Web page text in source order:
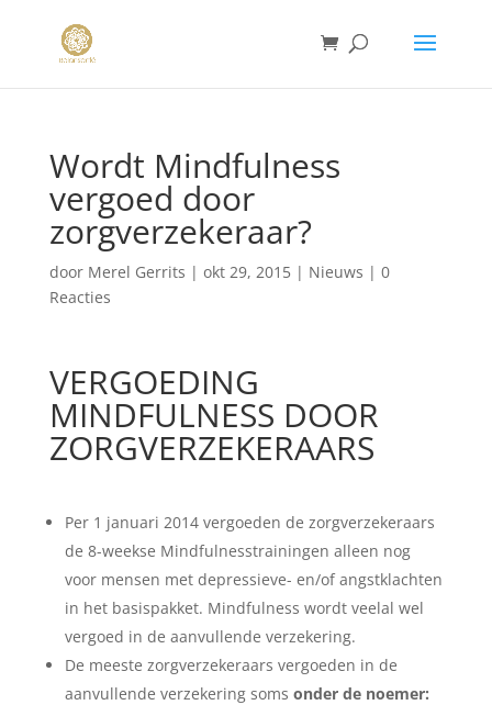
Wordt Mindfulness
vergoed door
zorgverzekeraar?
door Merel Gerrits | okt 29, 2015| Nieuws | 0
Reacties
VERGOEDING
MINDFULNESS DOOR
ZORGVERZEKERAARS
Per 1 januari 2014 vergoeden de zorgverzekeraars
de 8-weekse Mindfulnesstrainingen alleen nog
voor mensen met depressieve- en/of angstklachten
in het basispakket. Mindfulness wordt veelal wel
vergoed in de aanvullende verzekering.
De meeste zorgverzekeraars vergoeden in de
aanvullende verzekering soms onder de noemer: